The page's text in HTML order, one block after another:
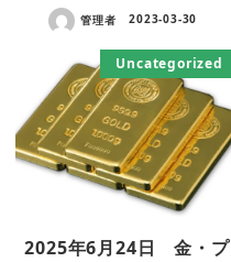
管理者 2023-03-30
Uncategorized
2025年6月24日 金・プ